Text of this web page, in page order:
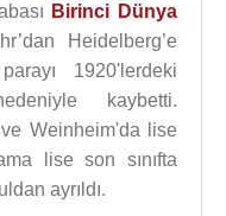
Birinci Dünya
Heidelberg’e
1920'lerdeki
kaybetti.
Weinheim'da lise
lise son sınıfta
ayrıldı.